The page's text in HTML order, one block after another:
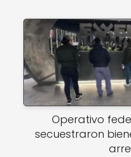
Operativo
secuestraron